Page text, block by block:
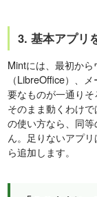
3. 基本アプリ
Mintには、最初か
（LibreOffice）、
要なものが一通り
そのまま動くわけ
の使い方なら、同
ん。足りないアプ
ら追加します。